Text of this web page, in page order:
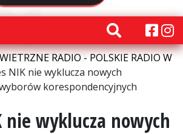
RADIO - POLSKIE RADIO W
NIK nie wyklucza nowych
korespondencyjnych
nie wyklucza nowych